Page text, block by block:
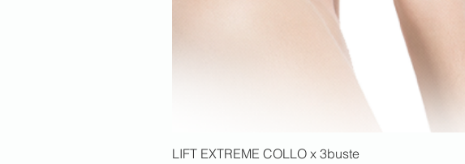
LIFT EXTREME COLLO x 3buste